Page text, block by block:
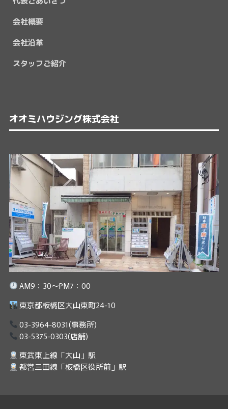
会社概要
会社沿革
スタッフご紹介
オオミハウジング株式会社
AM9：30～PM7：00
東京都板橋区大山東町24-10
03-3964-8031(事務所)
03-5375-0303(店舗)
東武東上線「大山」駅
都営三田線「板橋区役所前」駅